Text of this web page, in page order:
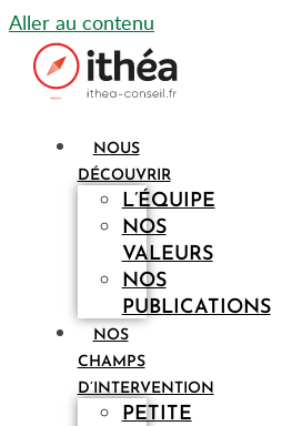
Aller au contenu
NOUS
DÉCOUVRIR
L’ÉQUIPE
NOS
VALEURS
NOS
PUBLICATIONS
NOS
CHAMPS
D’INTERVENTION
PETITE